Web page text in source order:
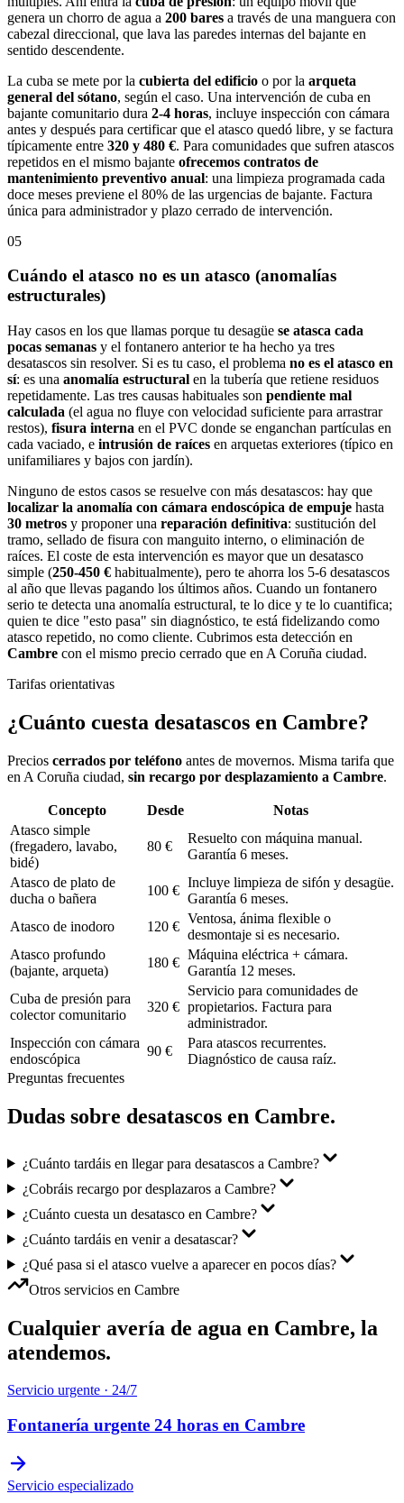
genera un chorro de agua a 200 bares a través de una manguera con
cabezal direccional, que lava las paredes internas del bajante en
sentido descendente.
La cuba se mete por la cubierta del edificio o por la arqueta
general del sótano, según el caso. Una intervención de cuba en
bajante comunitario dura 2-4 horas, incluye inspección con cámara
antes y después para certificar que el atasco quedó libre, y se factura
típicamente entre 320 y 480 €. Para comunidades que sufren atascos
repetidos en el mismo bajante ofrecemos contratos de
mantenimiento preventivo anual: una limpieza programada cada
doce meses previene el 80% de las urgencias de bajante. Factura
única para administrador y plazo cerrado de intervención.
05
Cuándo el atasco no es un atasco (anomalías
estructurales)
Hay casos en los que llamas porque tu desagüe se atasca cada
pocas semanas y el fontanero anterior te ha hecho ya tres
desatascos sin resolver. Si es tu caso, el problema no es el atasco en
sí: es una anomalía estructural en la tubería que retiene residuos
repetidamente. Las tres causas habituales son pendiente mal
calculada (el agua no fluye con velocidad suficiente para arrastrar
restos), fisura interna en el PVC donde se enganchan partículas en
cada vaciado, e intrusión de raíces en arquetas exteriores (típico en
unifamiliares y bajos con jardín).
Ninguno de estos casos se resuelve con más desatascos: hay que
localizar la anomalía con cámara endoscópica de empuje hasta
30 metros y proponer una reparación definitiva: sustitución del
tramo, sellado de fisura con manguito interno, o eliminación de
raíces. El coste de esta intervención es mayor que un desatasco
simple (250-450 € habitualmente), pero te ahorra los 5-6 desatascos
al año que llevas pagando los últimos años. Cuando un fontanero
serio te detecta una anomalía estructural, te lo dice y te lo cuantifica;
quien te dice "esto pasa" sin diagnóstico, te está fidelizando como
atasco repetido, no como cliente. Cubrimos esta detección en
Cambre con el mismo precio cerrado que en A Coruña ciudad.
Tarifas orientativas
¿Cuánto cuesta desatascos en Cambre?
Precios cerrados por teléfono antes de movernos. Misma tarifa que
en A Coruña ciudad, sin recargo por desplazamiento a Cambre.
Concepto Desde
Notas
Atasco simple
(fregadero, lavabo,
bidé)
80 €
Resuelto con máquina manual.
Garantía 6 meses.
Atasco de plato de
ducha o bañera
100 €
Incluye limpieza de sifón y desagüe.
Garantía 6 meses.
Atasco de inodoro
120 €
Ventosa, ánima flexible o
desmontaje si es necesario.
Atasco profundo
(bajante, arqueta)
180 €
Máquina eléctrica + cámara.
Garantía 12 meses.
Cuba de presión para
colector comunitario
320 €
Servicio para comunidades de
propietarios. Factura para
administrador.
Inspección con cámara
endoscópica
90 €
Para atascos recurrentes.
Diagnóstico de causa raíz.
Preguntas frecuentes
Dudas sobre desatascos en Cambre.
¿Cuánto tardáis en llegar para desatascos a Cambre?
¿Cobráis recargo por desplazaros a Cambre?
¿Cuánto cuesta un desatasco en Cambre?
¿Cuánto tardáis en venir a desatascar?
¿Qué pasa si el atasco vuelve a aparecer en pocos días?
Otros servicios en Cambre
Cualquier avería de agua en Cambre, la
atendemos.
Servicio urgente · 24/7
Fontanería urgente 24 horas en Cambre
Servicio especializado